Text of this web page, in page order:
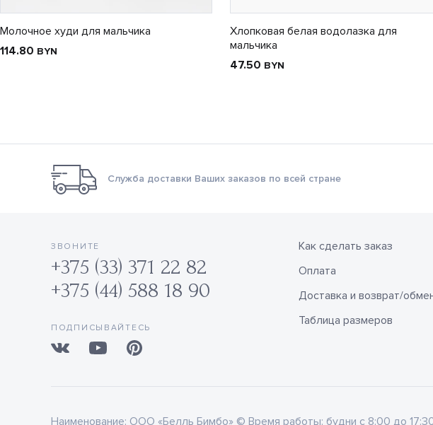
Молочное худи для мальчика
114.80 BYN
Хлопковая белая водолазка для
мальчика
47.50 BYN
Служба доставки Ваших заказов по всей стране
ЗВОНИТЕ
+375 (33) 371 22 82
+375 (44) 588 18 90
ПОДПИСЫВАЙТЕСЬ
Как сделать заказ
Оплата
Доставка и возврат/
Таблица размеров
Наименование: ООО «Белль Бимбо» © Время работы: будни с 8:00 до